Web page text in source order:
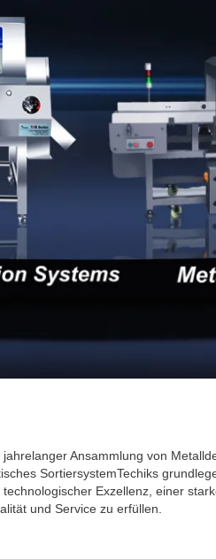
jahrelanger Ansammlung von
SortiersystemTechiks
technologischer Exzellenz, einer
und Service zu erfüllen.